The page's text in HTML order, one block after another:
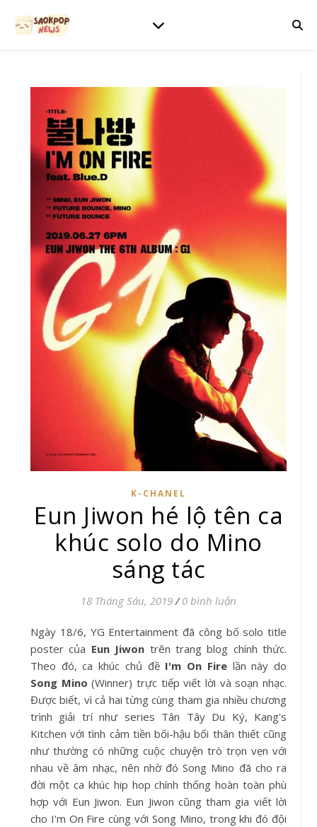
K-CHANEL
Eun Jiwon hé lộ tên ca
khúc solo do Mino
sáng tác
18 Tháng Sáu, 2019 / 0 bình luận
Ngày 18/6, YG Entertainment đã công bố solo title
poster của Eun Jiwon trên trang blog chính thức.
Theo đó, ca khúc chủ đề I'm On Fire lần này do
Song Mino (Winner) trực tiếp viết lời và soạn nhạc.
Được biết, vì cả hai từng cùng tham gia nhiều chương
trình giải trí như series Tân Tây Du Ký, Kang's
Kitchen với tình cảm tiền bối-hậu bối thân thiết cũng
như thường có những cuộc chuyện trò trọn vẹn với
nhau về âm nhạc, nên nhờ đó Song Mino đã cho ra
đời một ca khúc hip hop chính thống hoàn toàn phù
hợp với Eun Jiwon. Eun Jiwon cũng tham gia viết lời
cho I'm On Fire cùng với Song Mino, trong khi đó đội